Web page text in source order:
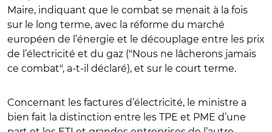
Maire, indiquant que le combat se menait à la fois
sur le long terme, avec la réforme du marché
européen de l’énergie et le découplage entre les prix
de l’électricité et du gaz ("Nous ne lâcherons jamais
ce combat", a-t-il déclaré), et sur le court terme.
Concernant les factures d’électricité, le ministre a
bien fait la distinction entre les TPE et PME d’une